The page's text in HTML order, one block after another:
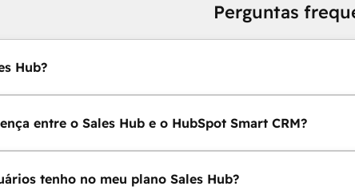
Perguntas
Hub?
entre o Sales Hub e o HubSpot Smart CRM?
tenho no meu plano Sales Hub?